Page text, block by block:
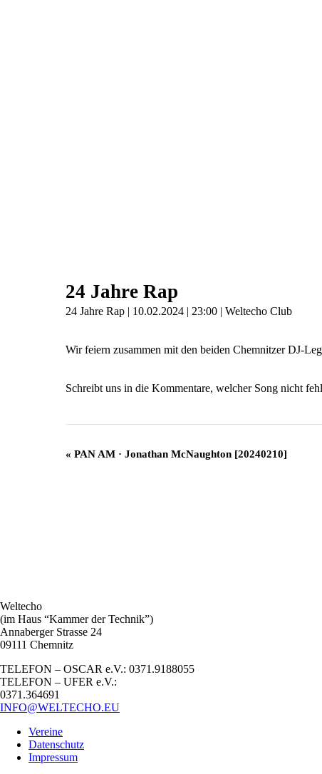
24 Jahre Rap
24 Jahre Rap | 10.02.2024 | 23:00 | Weltecho Club
Wir feiern zusammen mit den beiden Chemnitzer DJ-
Schreibt uns in die Kommentare, welcher Song nicht
Veranstaltung
« PAN AM · Jonathan McNaughton [20240210]
Weltecho
(im Haus “Kammer der Technik”)
Annaberger Strasse 24
09111 Chemnitz
TELEFON – OSCAR e.V.: 0371.9188055
TELEFON – UFER e.V.:
0371.364691
INFO@WELTECHO.EU
Vereine
Datenschutz
Impressum